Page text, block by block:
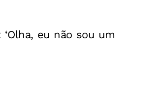
eu não sou um